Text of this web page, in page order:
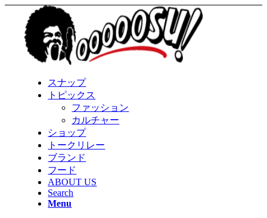
スナップ
トピックス
ファッション
カルチャー
ショップ
トークリレー
ブランド
フード
ABOUT US
Search
Menu